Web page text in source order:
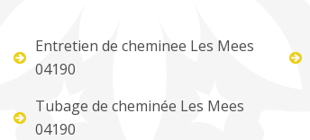
Entretien de cheminee Les Mees
04190
Tubage de cheminée Les Mees
04190